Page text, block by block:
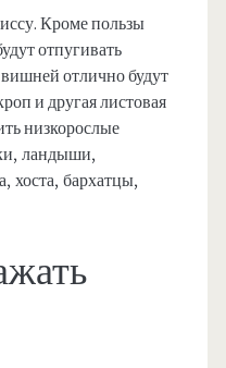
Кроме пользы
отпугивать
отлично будут
и другая листовая
низкорослые
ландыши,
хоста, бархатцы,